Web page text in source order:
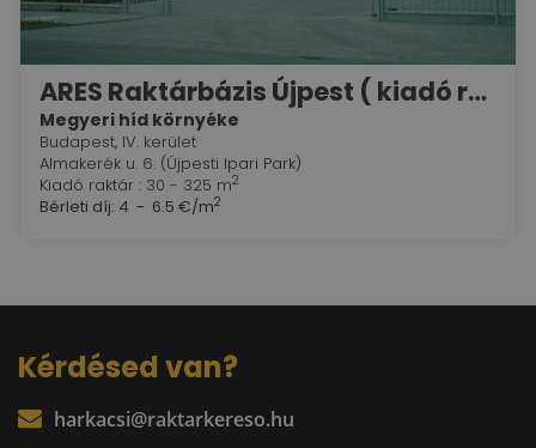
ARES Raktárbázis Újpest ( kiadó raktár + iroda )
Megyeri híd környéke
Budapest, IV. kerület
Almakerék u. 6. (Újpesti Ipari Park)
Kiadó raktár : 30 - 325 m2
Bérleti díj: 4 - 6.5 €/m2
Kérdésed van?
harkacsi@raktarkereso.hu